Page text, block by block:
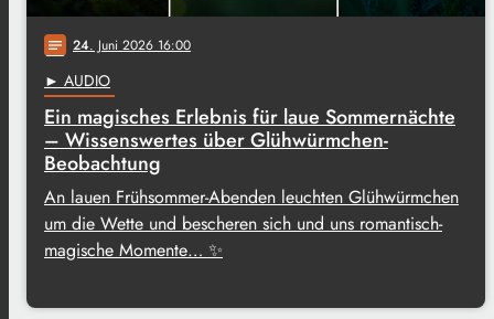
notes 24. Juni 2026 16:00
► AUDIO
Ein magisches Erlebnis für laue Sommernächte
– Wissenswertes über Glühwürmchen-
Beobachtung
An lauen Frühsommer-Abenden leuchten Glühwürmchen
um die Wette und bescheren sich und uns romantisch-
magische Momente… ✨